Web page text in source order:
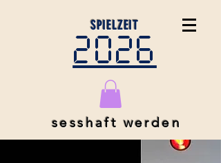
SPIELZEIT
2026
sesshaft werden